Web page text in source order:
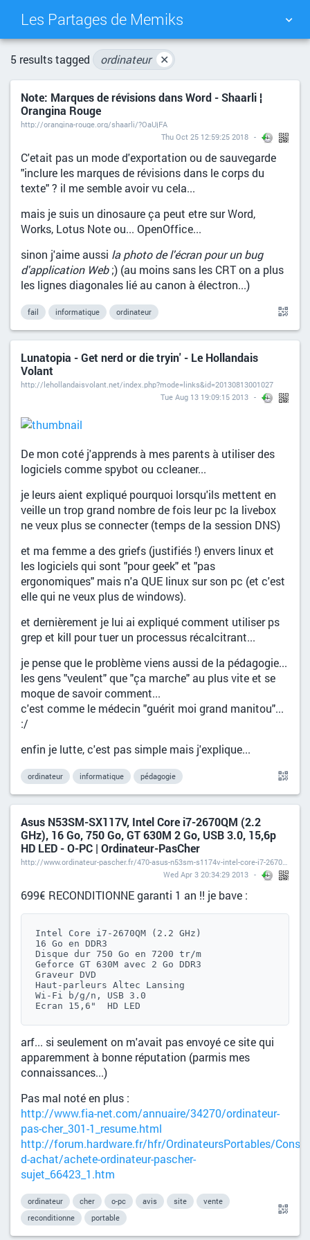
Les Partages de Memiks
TAG CLOUD
DAILY SEARCH
5 results tagged ordinateur ✕
Note: Marques de révisions dans Word - Shaarli ¦
Orangina Rouge
http://orangina-rouge.org/shaarli/?OaUjFA
Thu Oct 25 12:59:25 2018
C'etait pas un mode d'exportation ou de sauvegarde
"inclure les marques de révisions dans le corps du
texte" ? il me semble avoir vu cela...
mais je suis un dinosaure ça peut etre sur Word,
Works, Lotus Note ou... OpenOffice...
sinon j'aime aussi la photo de l'écran pour un bug
d'application Web;) (au moins sans les CRT on a plus
les lignes diagonales lié au canon à électron...)
fail informatique ordinateur
Lunatopia - Get nerd or die tryin' - Le Hollandais
Volant
http://lehollandaisvolant.net/index.php?mode=links&id=20130813001027
Tue Aug 13 19:09:15 2013
De mon coté j'apprends à mes parents à utiliser des
logiciels comme spybot ou ccleaner...
je leurs aient expliqué pourquoi lorsqu'ils mettent en
veille un trop grand nombre de fois leur pc la livebox
ne veux plus se connecter (temps de la session DNS)
et ma femme a des griefs (justifiés !) envers linux et
les logiciels qui sont "pour geek" et "pas
ergonomiques" mais n'a QUE linux sur son pc (et c'est
elle qui ne veux plus de windows).
et dernièrement je lui ai expliqué comment utiliser ps
grep et kill pour tuer un processus récalcitrant...
je pense que le problème viens aussi de la pédagogie...
les gens "veulent" que "ça marche" au plus vite et se
moque de savoir comment...
c'est comme le médecin "guérit moi grand manitou"...
:/
enfin je lutte, c'est pas simple mais j'explique...
ordinateur informatique pédagogie
Asus N53SM-SX117V, Intel Core i7-2670QM (2.2
GHz), 16 Go, 750 Go, GT 630M 2 Go, USB 3.0, 15,6p
HD LED - O-PC | Ordinateur-PasCher
http://www.ordinateur-pascher.fr/470-asus-n53sm-s1174v-intel-core-i7-2670qm-22-ghz-8-go-750-go-gt-630m-2-go-usb-30-156p-full-hd.html
Wed Apr 3 20:34:29 2013
699€ RECONDITIONNE garanti 1 an !! je bave :
Intel Core i7-2670QM (2.2 GHz)﻿
16 Go en DDR3
Disque dur 750 Go en 7200 tr/m
Geforce GT 630M avec 2 Go DDR3﻿
Graveur DVD
Haut-parleurs Altec Lansing﻿
Wi-Fi b/g/n﻿, USB 3.0
Ecran 15,6"  HD LED
arf... si seulement on m'avait pas envoyé ce site qui
apparemment à bonne réputation (parmis mes
connaissances...)
Pas mal noté en plus :
http://www.fia-net.com/annuaire/34270/ordinateur-
pas-cher_301-1_resume.html
http://forum.hardware.fr/hfr/OrdinateursPortables/
d-achat/achete-ordinateur-pascher-
sujet_66423_1.htm
ordinateur cher o-pc avis site
vente
reconditionne
portable